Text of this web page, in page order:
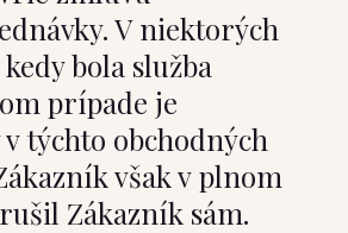
V niektorých
bola služba
prípade je
týchto obchodných
však v plnom
Zákazník sám.